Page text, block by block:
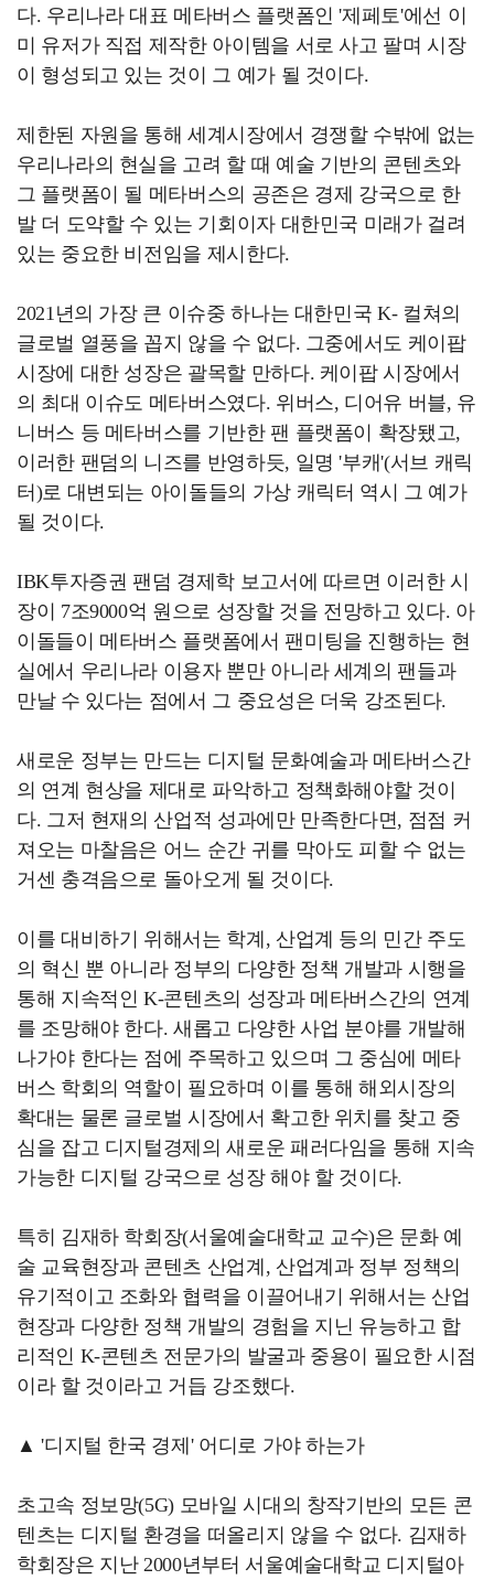
다. 우리나라 대표 메타버스 플랫폼인 '제페토'에선 이
미 유저가 직접 제작한 아이템을 서로 사고 팔며 시장
이 형성되고 있는 것이 그 예가 될 것이다.
제한된 자원을 통해 세계시장에서 경쟁할 수밖에 없는
우리나라의 현실을 고려 할 때 예술 기반의 콘텐츠와
그 플랫폼이 될 메타버스의 공존은 경제 강국으로 한
발 더 도약할 수 있는 기회이자 대한민국 미래가 걸려
있는 중요한 비전임을 제시한다.
2021년의 가장 큰 이슈중 하나는 대한민국 K- 컬쳐의
글로벌 열풍을 꼽지 않을 수 없다. 그중에서도 케이팝
시장에 대한 성장은 괄목할 만하다. 케이팝 시장에서
의 최대 이슈도 메타버스였다. 위버스, 디어유 버블, 유
니버스 등 메타버스를 기반한 팬 플랫폼이 확장됐고,
이러한 팬덤의 니즈를 반영하듯, 일명 '부캐'(서브 캐릭
터)로 대변되는 아이돌들의 가상 캐릭터 역시 그 예가
될 것이다.
IBK투자증권 팬덤 경제학 보고서에 따르면 이러한 시
장이 7조9000억 원으로 성장할 것을 전망하고 있다. 아
이돌들이 메타버스 플랫폼에서 팬미팅을 진행하는 현
실에서 우리나라 이용자 뿐만 아니라 세계의 팬들과
만날 수 있다는 점에서 그 중요성은 더욱 강조된다.
새로운 정부는 만드는 디지털 문화예술과 메타버스간
의 연계 현상을 제대로 파악하고 정책화해야할 것이
다. 그저 현재의 산업적 성과에만 만족한다면, 점점 커
져오는 마찰음은 어느 순간 귀를 막아도 피할 수 없는
거센 충격음으로 돌아오게 될 것이다.
이를 대비하기 위해서는 학계, 산업계 등의 민간 주도
의 혁신 뿐 아니라 정부의 다양한 정책 개발과 시행을
통해 지속적인 K-콘텐츠의 성장과 메타버스간의 연계
를 조망해야 한다. 새롭고 다양한 사업 분야를 개발해
나가야 한다는 점에 주목하고 있으며 그 중심에 메타
버스 학회의 역할이 필요하며 이를 통해 해외시장의
확대는 물론 글로벌 시장에서 확고한 위치를 찾고 중
심을 잡고 디지털경제의 새로운 패러다임을 통해 지속
가능한 디지털 강국으로 성장 해야 할 것이다.
특히 김재하 학회장(서울예술대학교 교수)은 문화 예
술 교육현장과 콘텐츠 산업계, 산업계과 정부 정책의
유기적이고 조화와 협력을 이끌어내기 위해서는 산업
현장과 다양한 정책 개발의 경험을 지닌 유능하고 합
리적인 K-콘텐츠 전문가의 발굴과 중용이 필요한 시점
이라 할 것이라고 거듭 강조했다.
▲ '디지털 한국 경제' 어디로 가야 하는가
초고속 정보망(5G) 모바일 시대의 창작기반의 모든 콘
텐츠는 디지털 환경을 떠올리지 않을 수 없다. 김재하
학회장은 지난 2000년부터 서울예술대학교 디지털아